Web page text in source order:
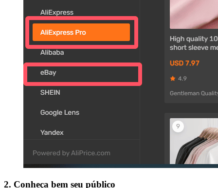
2. Conheça bem seu público